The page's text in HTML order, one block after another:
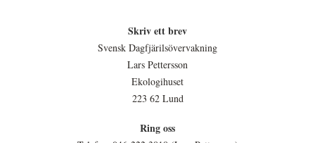
Skriv ett brev
Svensk Dagfjärilsövervakning
Lars Pettersson
Ekologihuset
223 62 Lund
Ring oss